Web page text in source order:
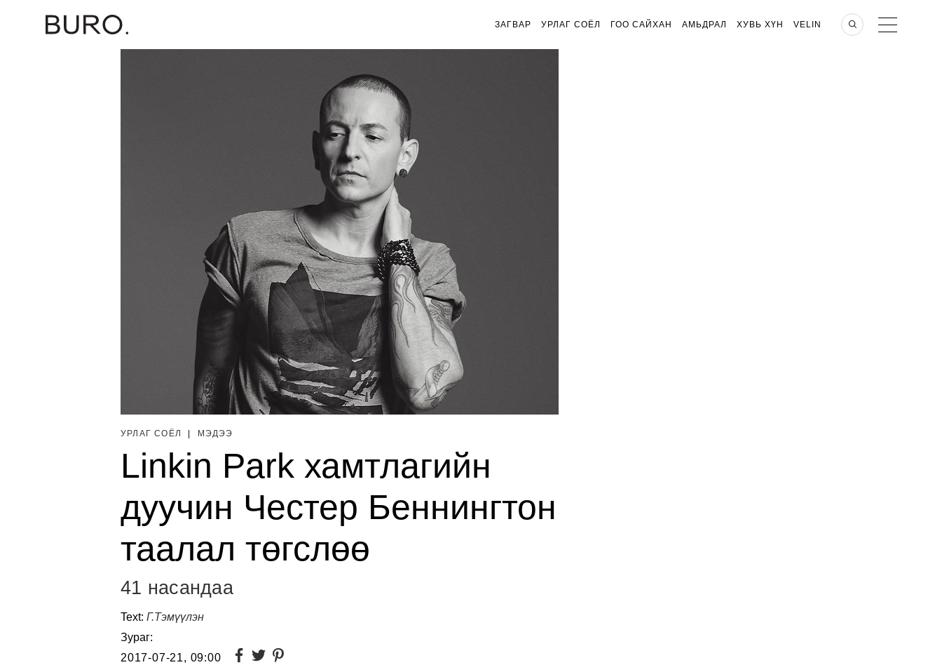
ЗАГВАР УРЛАГ СОЁЛ ГОО САЙХАН АМЬДРАЛ ХУВЬ ХҮН VELIN
УРЛАГ СОЁЛ МЭДЭЭ
Linkin Park хамтлагийн
дуучин Честер Беннингтон
таалал төгслөө
41 насандаа
Text: Г.Тэмүүлэн
Зураг:
2017-07-21, 09:00